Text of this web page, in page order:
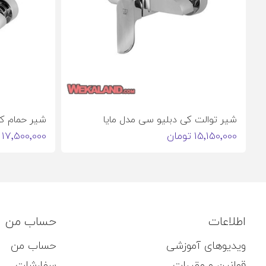
شیر توالت کی دبلیو سی مدل مایا
15٬150٬000 تومان
شیر حمام
17٬500٬000 تومان
اطلاعات
ویدیوهای آموزشی
حساب من
حساب من